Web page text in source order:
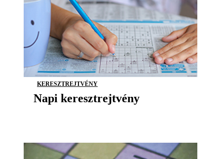
KERESZTREJTVÉNY
Napi keresztrejtvény